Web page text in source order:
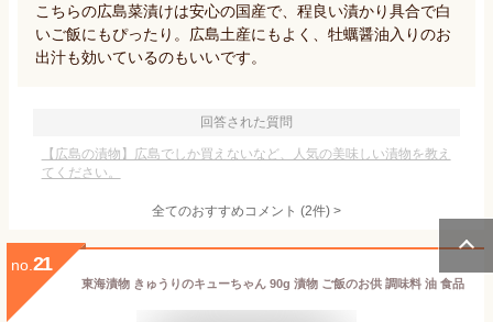
こちらの広島菜漬けは安心の国産で、程良い漬かり具合で白
いご飯にもぴったり。広島土産にもよく、牡蠣醤油入りのお
出汁も効いているのもいいです。
回答された質問
【広島の漬物】広島でしか買えないなど、人気の美味しい漬物を教え
てください。
全てのおすすめコメント (2件) >
no. 21
東海漬物 きゅうりのキューちゃん 90g 漬物 ご飯のお供 調味料 油 食品